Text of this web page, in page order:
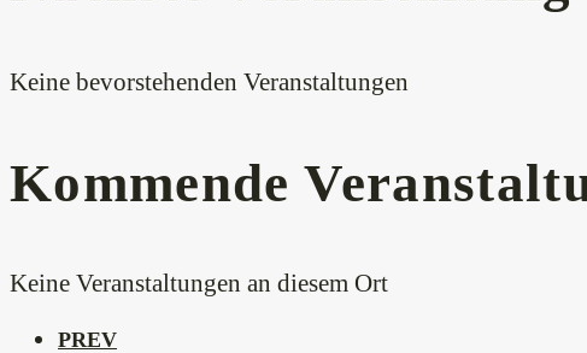
Keine bevorstehenden Veranstaltungen
Kommende
Keine Veranstaltungen an diesem Ort
PREV